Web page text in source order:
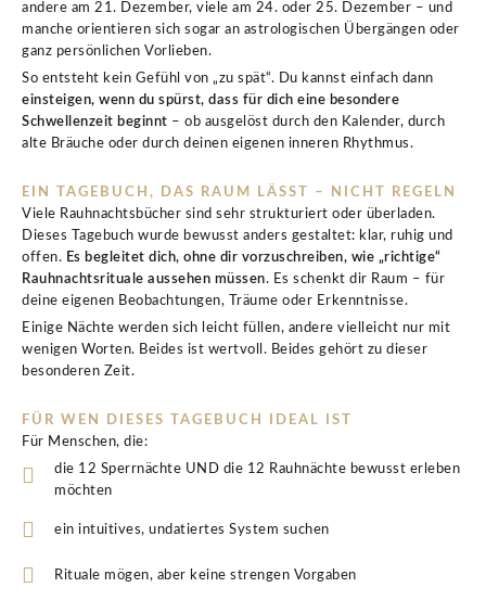
andere am 21. Dezember, viele am 24. oder 25. Dezember – und
manche orientieren sich sogar an astrologischen Übergängen oder
ganz persönlichen Vorlieben.
So entsteht kein Gefühl von „zu spät“. Du kannst einfach dann
einsteigen, wenn du spürst, dass für dich eine besondere
Schwellenzeit beginnt – ob ausgelöst durch den Kalender, durch
alte Bräuche oder durch deinen eigenen inneren Rhythmus.
EIN TAGEBUCH, DAS RAUM LÄSST – NICHT REGELN
Viele Rauhnachtsbücher sind sehr strukturiert oder überladen.
Dieses Tagebuch wurde bewusst anders gestaltet: klar, ruhig und
offen. Es begleitet dich, ohne dir vorzuschreiben, wie „richtige“
Rauhnachtsrituale aussehen müssen. Es schenkt dir Raum – für
deine eigenen Beobachtungen, Träume oder Erkenntnisse.
Einige Nächte werden sich leicht füllen, andere vielleicht nur mit
wenigen Worten. Beides ist wertvoll. Beides gehört zu dieser
besonderen Zeit.
FÜR WEN DIESES TAGEBUCH IDEAL IST
Für Menschen, die:
die 12 Sperrnächte UND die 12 Rauhnächte bewusst erleben
möchten
ein intuitives, undatiertes System suchen
Rituale mögen, aber keine strengen Vorgaben